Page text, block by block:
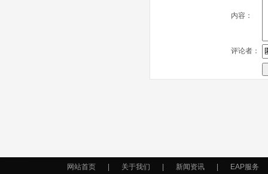
内容：
评论者：
网站首页 关于我们 新闻资讯 EAP服务